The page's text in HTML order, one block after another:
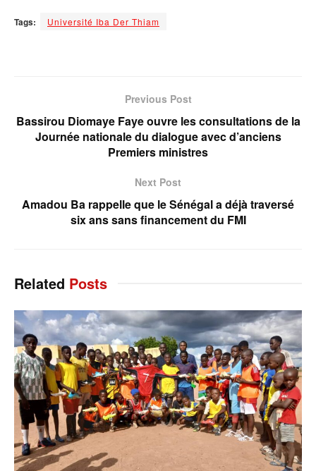
Tags: Université Iba Der Thiam
Previous Post
Bassirou Diomaye Faye ouvre les consultations de la
Journée nationale du dialogue avec d’anciens
Premiers ministres
Next Post
Amadou Ba rappelle que le Sénégal a déjà traversé
six ans sans financement du FMI
Related Posts